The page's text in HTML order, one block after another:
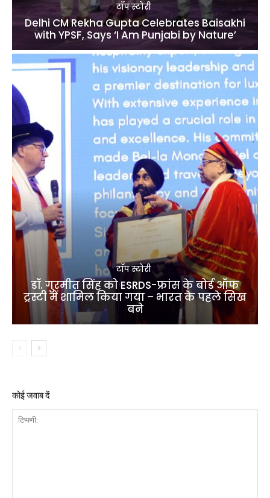
टॉप स्टोरी
Delhi CM Rekha Gupta Celebrates Baisakhi
with YPSF, Says ‘I Am Punjabi by Nature’
टॉप स्टोरी
डॉ. गुरमीत सिंह को ESRDS-फ्रांस के बोर्ड ऑफ
ट्रस्टी में शामिल किया गया – भारत के पहले सिख
बने
कोई जवाब दें